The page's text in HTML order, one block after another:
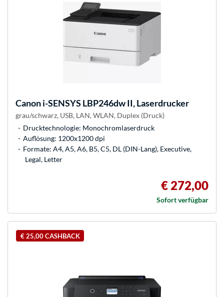
Canoni-SENSYS LBP246dw II, Laserdrucker
grau/schwarz, USB, LAN, WLAN, Duplex (Druck)
Drucktechnologie: Monochromlaserdruck
Auflösung: 1200x1200 dpi
Formate: A4, A5, A6, B5, C5, DL (DIN-Lang), Executive,
Legal, Letter
€ 272,00
Sofort verfügbar
€ 25,00 CASHBACK